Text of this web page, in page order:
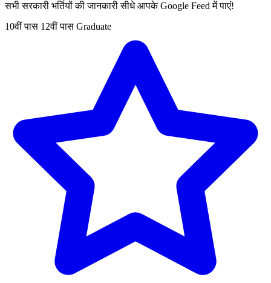
सभी सरकारी भर्तियों की जानकारी सीधे आपके Google Feed में पाएं!
10वीं पास 12वीं पास Graduate